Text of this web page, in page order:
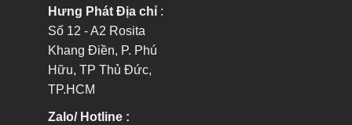
Hưng Phát Địa chỉ :
Số 12 - A2 Rosita
Khang Điền, P. Phú
Hữu, TP Thủ Đức,
TP.HCM
Zalo/ Hotline :